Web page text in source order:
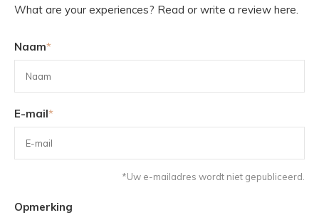
What are your experiences? Read or write a review here.
Naam*
E-mail*
*Uw e-mailadres wordt niet gepubliceerd.
Opmerking